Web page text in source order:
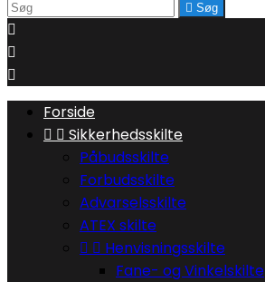
 Søg



Forside
  Sikkerhedsskilte
Påbudsskilte
Forbudsskilte
Advarselsskilte
ATEX skilte
  Henvisningsskilte
Fane- og Vinkelskilte